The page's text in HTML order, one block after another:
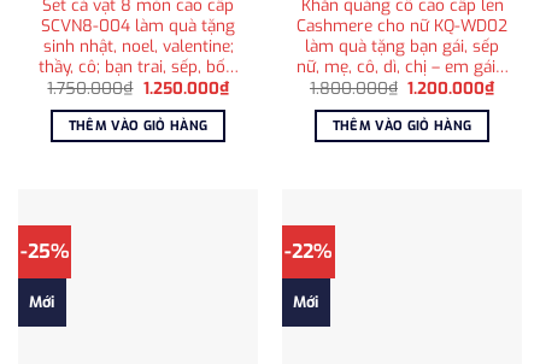
Set cà vạt 8 món cao cấp
SCVN8-004 làm quà tặng
sinh nhật, noel, valentine;
thầy, cô; bạn trai, sếp, bố…
1.750.000₫ Giá
là:
1.750.000₫.
1.250.000₫Giá
THÊM VÀO GIỎ HÀNG
Khăn quàng cổ cao cấp len
Cashmere cho nữ KQ-WD02
làm quà tặng bạn gái, sếp
nữ, mẹ, cô, dì, chị – em gái…
1.800.000₫ Giá
là:
1.800.000₫.
1.200.000₫Giá
THÊM VÀO GIỎ HÀNG
-25%
Mới
-22%
Mới